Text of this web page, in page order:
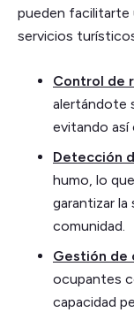
pueden facilitarte
servicios
Control de
alertándote
evitando
Detección
humo, lo
garantizar la
comunidad.
Gestión de
ocupantes
capacidad